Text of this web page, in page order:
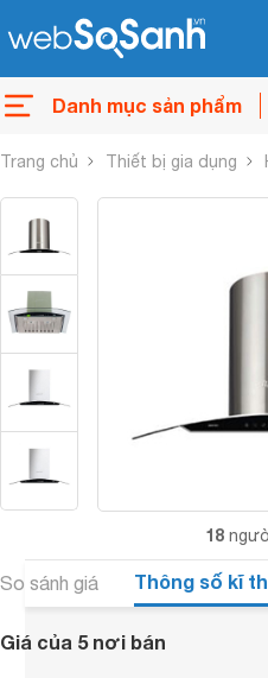
Danh mục sản phẩm
Trang chủ Thiết bị gia dụng
18
So sánh giá Thông số kĩ
Giá của 5 nơi bán